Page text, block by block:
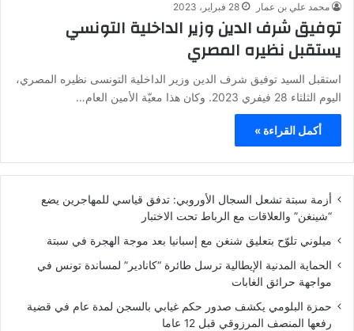
محمد علي بن عمار 28 فبراير، 2023
توفيق شرف الدين وزير الداخلية التونسي
يستقبل نظيره المصري
استقبل السيد توفيق شرف الدين وزير الداخلية التونسى نظيره المصري،
اليوم الثلثاء 28 فيفري 2023. وكان هذا معيّة الأمين العام…
أكمل القراءة »
أزمة سبتة تشعل السجال الأوروبي: تدفق قياسي للمهاجرين يضع
“شينغن” والعلاقات مع الرباط تحت الاختبار
ميلوني تلوّح بتعليق شنغن مع إسبانيا بعد موجة الهجرة في سبتة
الحماية المدنية الإيطالية ترسل طائرة “كانادير” لمساندة تونس في
مواجهة حرائق الغابات
حمزة البلومي يكشف صدور حكم غيابي بالسجن لمدة عام في قضية
رفعها المنصف المرزوقي قبل 12 عاما